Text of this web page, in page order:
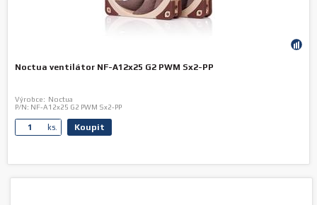
Noctua ventilátor NF-A12x25 G2 PWM Sx2-PP
Výrobce: Noctua
P/N: NF-A12x25 G2 PWM Sx2-PP
ks. Koupit